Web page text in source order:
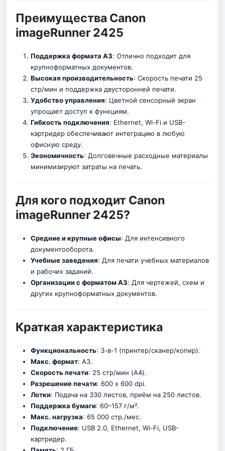
Преимущества Canon
imageRunner 2425
Поддержка формата A3: Отлично подходит для
крупноформатных документов.
Высокая производительность: Скорость печати 25
стр/мин и поддержка двусторонней печати.
Удобство управления: Цветной сенсорный экран
упрощает доступ к функциям.
Гибкость подключения: Ethernet, Wi-Fi и USB-
картридер обеспечивают интеграцию в любую
офисную среду.
Экономичность: Долговечные расходные материалы
минимизируют затраты на печать.
Для кого подходит Canon
imageRunner 2425?
Средние и крупные офисы: Для интенсивного
документооборота.
Учебные заведения: Для печати учебных материалов
и рабочих заданий.
Организации с форматом A3: Для чертежей, схем и
других крупноформатных документов.
Краткая характеристика
Функциональность: 3-в-1 (принтер/сканер/копир).
Макс. формат: A3.
Скорость печати: 25 стр/мин (A4).
Разрешение печати: 600 x 600 dpi.
Лотки: Подача на 330 листов, приём на 250 листов.
Поддержка бумаги: 60–157 г/м².
Макс. нагрузка: 65 000 стр./мес.
Подключение: USB 2.0, Ethernet, Wi-Fi, USB-
картридер.